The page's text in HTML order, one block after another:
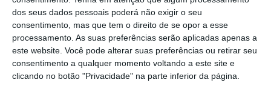
dos seus dados pessoais poderá não exigir o seu
consentimento, mas que tem o direito de se opor a esse
processamento. As suas preferências serão aplicadas apenas a
este website. Você pode alterar suas preferências ou retirar seu
consentimento a qualquer momento voltando a este site e
clicando no botão "Privacidade" na parte inferior da página.
ano passado pagou quase 8.957,14 milhões de
euros a mais do que recebeu de volta. A Itália
ocupa o terceiro lugar, com uma contribuição
líquida de 4.504,37 milhões de euros.